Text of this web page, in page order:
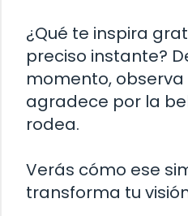
¿Qué te inspira
preciso instante?
momento,
agradece por la
rodea.
Verás cómo ese
transforma tu